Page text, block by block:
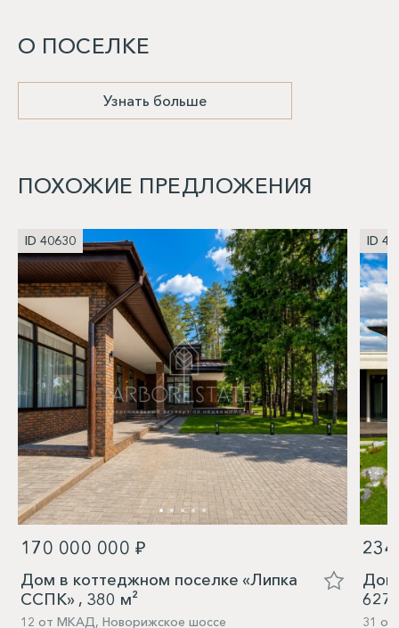
О ПОСЕЛКЕ
Узнать больше
ПОХОЖИЕ ПРЕДЛОЖЕНИЯ
ID 40630
170 000 000 ₽
Дом в коттеджном поселке «Липка
ССПК» , 380 м²
12 от МКАД, Новорижское шоссе
ID
Дом
31